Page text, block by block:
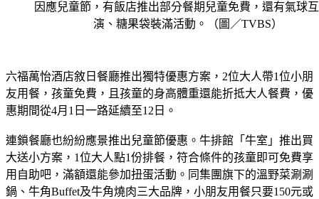
演、糖果袋裝滿活動。（圖／TVBS）
友用餐，孩童免費，且孩童的身高體重還能折抵大人餐費，優
惠期間從4月1日一路延續至12日。
大送小方案，1位大人點1份排餐，符合條件的孩童即可免費享
用自助吧，滿額還能參加扭蛋活動。同集團旗下的溫野菜涮涮
鍋、牛角Buffet及牛角燒肉三大品牌，小朋友用餐只要150元或
200元，大人也享有部分折扣優惠。各大業者紛紛出招，希望